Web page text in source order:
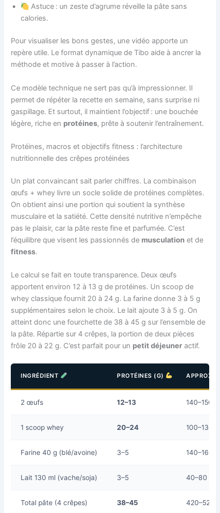
Astuce : un zeste d’agrume réveille la pâte sans
calories.
Pour visualiser les bons gestes, une vidéo apporte un
repère utile. Le format dynamique de Tibo aide à ancrer la
méthode et motive à passer à l’action.
Ce modèle technique ne sert pas qu’à impressionner. Il
permet de répéter la recette en semaine, sans surprise ni
gaspillage. Et surtout, il maintient l’objectif : une bouchée
légère, riche en protéines, prête à soutenir l’entraînement.
Protéines, macros et objectifs fitness : l’architecture
nutritionnelle des crêpes protéinées
Un plat convaincant sait parler chiffres. La combinaison
œufs + whey livre un socle solide de protéines complètes.
On obtient ainsi une portion qui soutient la synthèse
musculaire et la satiété. Cette densité nutritive n’empêche
pas le plaisir, car la pâte reste fine et parfumée. C’est
l’équilibre que visent les passionnés de musculation et de
fitness.
Le calcul se fait en toute transparence. Deux œufs
apportent environ 12 à 13 g de protéines. Un scoop de
whey classique fournit 20 à 24 g. La farine donne 3 à 5 g
supplémentaires selon le choix. Le lait ajoute 3 à 5 g. On
atteint donc une fourchette de 38 à 45 g sur l’ensemble de
la pâte. Répartie sur 4 crêpes, la portion de deux pièces
frôle 20 à 22 g. C’est parfait pour un petit déjeuner actif.
INGRÉDIENT PROTÉINES (G) APPROX.
2 œufs 12–13 140–150
1 scoop whey 20–24 100–130
Farine 40 g (blé/avoine) 3–5 140–160
Lait 130 ml (vache/soja) 3–5 40–80
Total pâte (4 crêpes) 38–45 420–520